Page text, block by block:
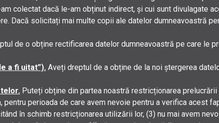
colectat dacă le-am obținut indirect, și cui sunt divulagate
Dacă solicitați mai multe copii ale datelor dumneavoastră
de o obține rectificarea datelor dumneavoastră pe care le
a fi uitat”). Aveți dreptul de a obține de la noi ștergerea
Puteți obține din partea noastră restricționarea
perioada de care avem nevoie pentru a verifica acest
în schimb restricționarea utilizării lor, (3) nu mai avem